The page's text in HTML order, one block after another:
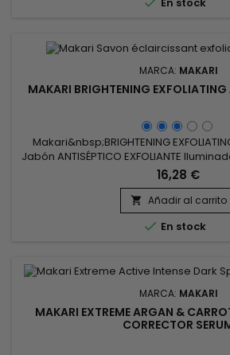
En stock
MARCA: MAKARI
MAKARI BRIGHTENING
Makari&nbsp;BRIGHTENING
Jabón ANTISÉPTICO EXFOLIANTE
barra exfoliante enriquecido con
suavemente la piel apagada y actúa
blanqueadora que elimina las
de la piel, unifica el tono para una
revitaliza el...
16,28 €
 Añadir al carrito
 En stock
MARCA: MAKARI
MAKARI EXTREME ARGAN &
CORRECTOR